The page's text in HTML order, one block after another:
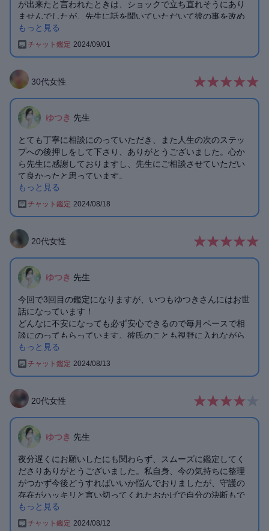
が出来たと言われたときは、ショックで立ち直れそうにあり
ませんでしたが、先生に話を聞いていただいて彼の事を改め
て考えることが出来ました。チャンスが来たら、逃がさずア
プローチをしたいと思います!「ありのまま」の姿を、彼に好
もっと見る
チャット鑑定 2024/09/01
30代女性
ゆつき 先生
とても丁寧に相談にのっていただき、また人生の次のステッ
プへの後押しをして下さり、ありがとうございました。心か
ら先生に感謝しておりますし、先生にご相談させていただい
て良かったと思っています。
素敵なご縁をありがとうございました。
下さい。
また悩んだ時はぜひご相談させていただきたいと思います。
この度はご丁寧に鑑定をして下さり、誠にありがとうござい
ました。
もっと見る
チャット鑑定 2024/08/18
20代女性
ゆつき 先生
今回で3回目の鑑定になりますが、いつもゆつきさんにはお世
話になっています！
どんなに不安になっても必ず安心できるので毎月ペースで相
談にのってもらっています。彼氏のことも視野に入れながら
私なりに過ごしていきたいと考えています。これからも鑑定
よろしくお願いします☺️
もっと見る
チャット鑑定 2024/08/13
20代女性
ゆつき 先生
夜分遅くにお願いしたにも関わらず、スムーズに鑑定してく
ださりありがとうございました。私自身、今の気持ちに整理
がつかず今後どうすればいいか悩んでおりましたが、守護の
存在がハッキリと言い切ってくれたおかげで自分の決断もで
きそうです。
鑑定結果ははっきりと明確にしてくれ、お話は丁寧に傾聴し
もっと見る
チャット鑑定 2024/08/12